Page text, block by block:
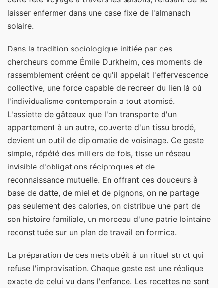
laisser enfermer dans une case fixe de l'almanach
solaire.
Dans la tradition sociologique initiée par des
chercheurs comme Émile Durkheim, ces moments de
rassemblement créent ce qu'il appelait l'effervescence
collective, une force capable de recréer du lien là où
l'individualisme contemporain a tout atomisé.
L'assiette de gâteaux que l'on transporte d'un
appartement à un autre, couverte d'un tissu brodé,
devient un outil de diplomatie de voisinage. Ce geste
simple, répété des milliers de fois, tisse un réseau
invisible d'obligations réciproques et de
reconnaissance mutuelle. En offrant ces douceurs à
base de datte, de miel et de pignons, on ne partage
pas seulement des calories, on distribue une part de
son histoire familiale, un morceau d'une patrie lointaine
reconstituée sur un plan de travail en formica.
La préparation de ces mets obéit à un rituel strict qui
refuse l'improvisation. Chaque geste est une réplique
exacte de celui vu dans l'enfance. Les recettes ne sont